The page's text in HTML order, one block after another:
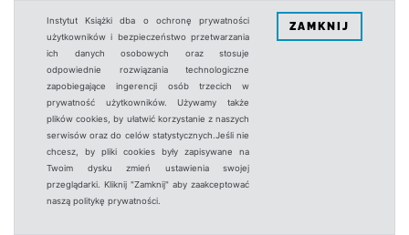
Instytut Książki dba o ochronę prywatności
użytkowników i bezpieczeństwo przetwarzania
ich danych osobowych oraz stosuje
odpowiednie rozwiązania technologiczne
zapobiegające ingerencji osób trzecich w
prywatność użytkowników. Używamy także
plików cookies, by ułatwić korzystanie z naszych
serwisów oraz do celów statystycznych.Jeśli nie
chcesz, by pliki cookies były zapisywane na
Twoim dysku zmień ustawienia swojej
przeglądarki. Kliknij "Zamknij" aby zaakceptować
naszą politykę prywatności.
ZAMKNIJ